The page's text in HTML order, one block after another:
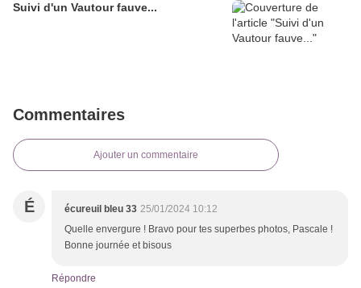
Suivi d'un Vautour fauve...
Commentaires
Ajouter un commentaire
É écureuil bleu 33 25/01/2024 10:12
Quelle envergure ! Bravo pour tes superbes photos, Pascale !
Bonne journée et bisous
Répondre